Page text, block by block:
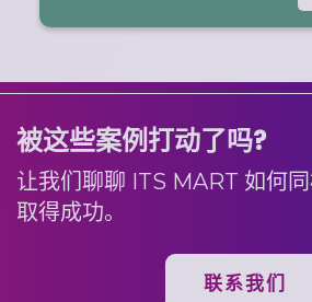
被这些案例打动了吗?
让我们聊聊 ITS MART 如何
取得成功。
联系我们